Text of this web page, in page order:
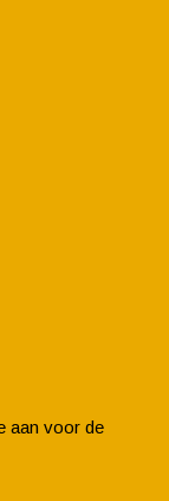
aan voor de